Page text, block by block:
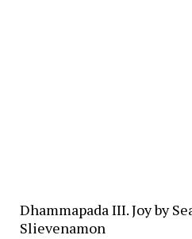
Dhammapada III. Joy by
Slievenamon